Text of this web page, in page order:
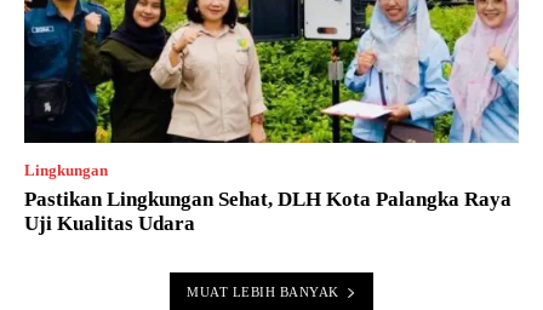
Lingkungan
Pastikan Lingkungan Sehat, DLH Kota Palangka Raya
Uji Kualitas Udara
MUAT LEBIH BANYAK